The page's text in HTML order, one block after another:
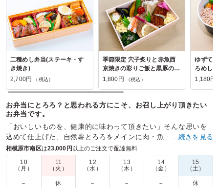
二種めし弁当(ステーキ・す
き焼き)
2,700円
（税込）
季節限定 穴子炙りと赤魚西
京焼きの彩りご飯と黒豚の冷
しゃぶ弁当【8/31まで納品可
1,800円 （税込）
ゆずて
ろめし
1,180円
お弁当にとろろ？と思われる方にこそ、お召し上がり頂きたい
お弁当です。
「おいしいものを、健康的に味わって頂きたい」そんな思いを
込めて仕上げた、自然薯とろろをメインに肉・魚・野菜とバラ
ンス良く、彩り豊かな他に類を見ない特製仕出し弁当。
商品数： 締切日時： 2日前15:00 価格帯：
1,180円～3,000円
配達時間：
10:30～20:00
…続きを見る
相模原市南区は23,000円 以上のご注文で配達無料
10
（月）
11
（火）
12
（水）
13
（木）
14
（金）
15
（土）
－ 休 － － － 休